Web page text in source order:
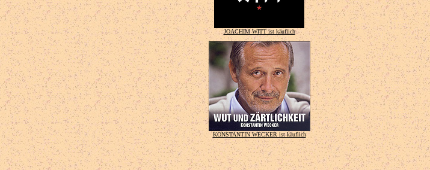
JOACHIM WITT ist käuflich
KONSTANTIN WECKER ist käuflich